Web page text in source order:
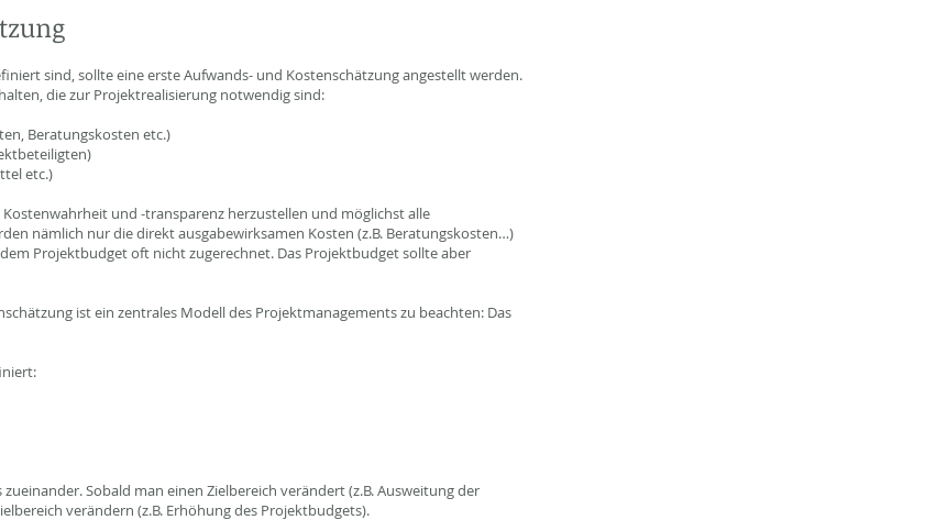
sind, sollte eine erste Aufwands- und Kostenschätzung angestellt werden.
die zur Projektrealisierung notwendig sind:
Beratungskosten etc.)
etc.)
und -transparenz herzustellen und möglichst alle
nämlich nur die direkt ausgabewirksamen Kosten (z.B. Beratungskosten…)
Projektbudget oft nicht zugerechnet. Das Projektbudget sollte aber
ist ein zentrales Modell des Projektmanagements zu beachten: Das
Sobald man einen Zielbereich verändert (z.B. Ausweitung der
verändern (z.B. Erhöhung des Projektbudgets).